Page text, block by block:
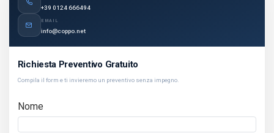
+39 0124 666494
EMAIL
info@coppo.net
Richiesta Preventivo Gratuito
Compila il form e ti invieremo un preventivo senza impegno.
Nome